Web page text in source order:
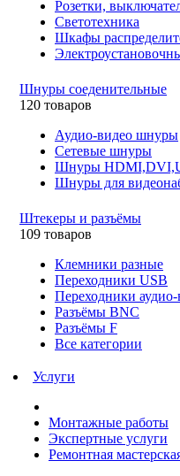
Розетки,
Светотехника
Шкафы
Шнуры соеденительные
120 товаров
Аудио-видео шнуры
Сетевые шнуры
Шнуры
Шнуры для
Штекеры и разъёмы
109 товаров
Клемники разные
Переходники USB
Переходники аудио-
Разъёмы BNC
Разъёмы F
Все категории
Услуги
Монтажные работы
Экспертные услуги
Ремонтная